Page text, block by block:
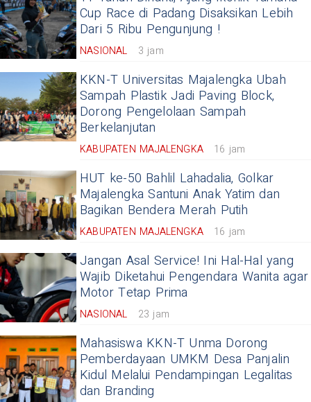
Cup Race di Padang Disaksikan Lebih
Dari 5 Ribu Pengunjung !
NASIONAL 3 jam
KKN-T Universitas Majalengka Ubah
Sampah Plastik Jadi Paving Block,
Dorong Pengelolaan Sampah
Berkelanjutan
KABUPATEN MAJALENGKA 16 jam
HUT ke-50 Bahlil Lahadalia, Golkar
Majalengka Santuni Anak Yatim dan
Bagikan Bendera Merah Putih
KABUPATEN MAJALENGKA 16 jam
Jangan Asal Service! Ini Hal-Hal yang
Wajib Diketahui Pengendara Wanita agar
Motor Tetap Prima
NASIONAL 23 jam
Mahasiswa KKN-T Unma Dorong
Pemberdayaan UMKM Desa Panjalin
Kidul Melalui Pendampingan Legalitas
dan Branding